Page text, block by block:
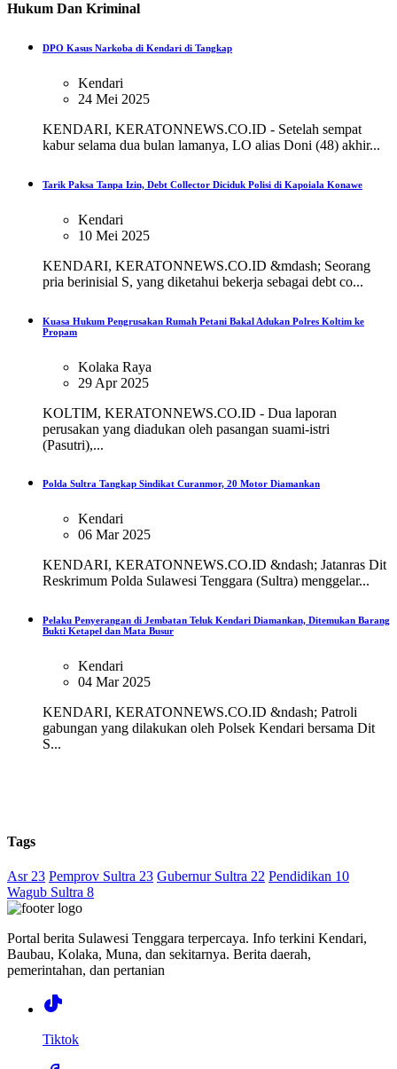
Hukum Dan Kriminal
DPO Kasus Narkoba di Kendari di Tangkap
Kendari
24 Mei 2025
KENDARI, KERATONNEWS.CO.ID - Setelah sempat
kabur selama dua bulan lamanya, LO alias Doni (48) akhir...
Tarik Paksa Tanpa Izin, Debt Collector Diciduk Polisi di Kapoiala Konawe
Kendari
10 Mei 2025
KENDARI, KERATONNEWS.CO.ID &mdash; Seorang
pria berinisial S, yang diketahui bekerja sebagai debt co...
Kuasa Hukum Pengrusakan Rumah Petani Bakal Adukan Polres Koltim ke
Propam
Kolaka Raya
29 Apr 2025
KOLTIM, KERATONNEWS.CO.ID - Dua laporan
perusakan yang diadukan oleh pasangan suami-istri
(Pasutri),...
Polda Sultra Tangkap Sindikat Curanmor, 20 Motor Diamankan
Kendari
06 Mar 2025
KENDARI, KERATONNEWS.CO.ID &ndash; Jatanras Dit
Reskrimum Polda Sulawesi Tenggara (Sultra) menggelar...
Pelaku Penyerangan di Jembatan Teluk Kendari Diamankan, Ditemukan Barang
Bukti Ketapel dan Mata Busur
Kendari
04 Mar 2025
KENDARI, KERATONNEWS.CO.ID &ndash; Patroli
gabungan yang dilakukan oleh Polsek Kendari bersama Dit
S...
Tags
Asr 23 Pemprov Sultra 23 Gubernur Sultra 22 Pendidikan 10
Wagub Sultra 8
Portal berita Sulawesi Tenggara terpercaya. Info terkini Kendari,
Baubau, Kolaka, Muna, dan sekitarnya. Berita daerah,
pemerintahan, dan pertanian
Tiktok